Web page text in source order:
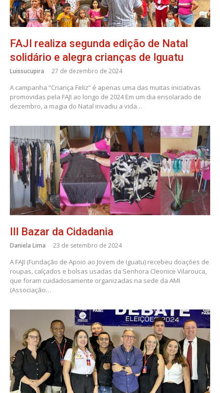
FAJI realiza segunda edição de Natal
solidário e alegra crianças de Iguatu
Luissucupira 27 de dezembro de 2024
A campanha “Criança Feliz” é apenas uma das muitas iniciativas
promovidas pela FAJI ao longo de 2024 Em um dia ensolarado de
dezembro, a magia do Natal invadiu a vida…
III Bazar da Cidadania
Daniela Lima 23 de setembro de 2024
A FAJI (Fundação de Apoio ao Jovem de Iguatu) recebeu doações de
roupas, calçados e bolsas usadas da Senhora Cleonice Vilarouca,
que foram cuidadosamente organizadas na sede da AMI
(Associação…